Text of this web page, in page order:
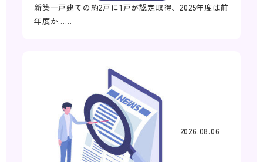
新築一戸建ての約2戸に1戸が認定取得、2025年度は前
年度か……
2026.08.06